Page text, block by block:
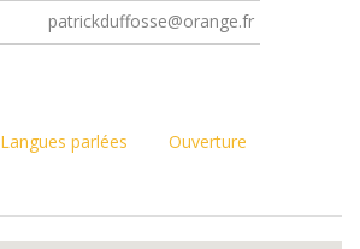
patrickduffosse@orange.fr
Langues parlées Ouverture